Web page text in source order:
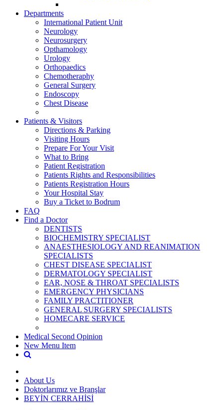
Departments
International Patient Unit
Neurology
Neurosurgery
Opthamology
Urology
Orthopaedics
Chemotheraphy
General Surgery
Endoscopy
Chest Disease
Patients & Visitors
Directions & Parking
Visiting Hours
Prepare For Your Visit
What to Bring
Patient Registration
Patients Rights and Responsibilities
Patients Registration Hours
Your Hospital Stay
Buy a Ticket to Bodrum
FAQ
Find a Doctor
DENTISTS
BIOCHEMISTRY SPECIALIST
ANAESTHESIOLOGY AND REANIMATION
SPECIALISTS
CHEST DISEASE SPECIALIST
DERMATOLOGY SPECIALIST
EAR, NOSE & THROAT SPECIALISTS
EMERGENCY PHYSICIANS
FAMILY PRACTITIONER
GENERAL SURGERY SPECIALISTS
HOMECARE SERVICE
Medical Second Opinion
New Menu Item
About Us
Doktorlarımız ve Branşlar
BEYİN CERRAHİSİ